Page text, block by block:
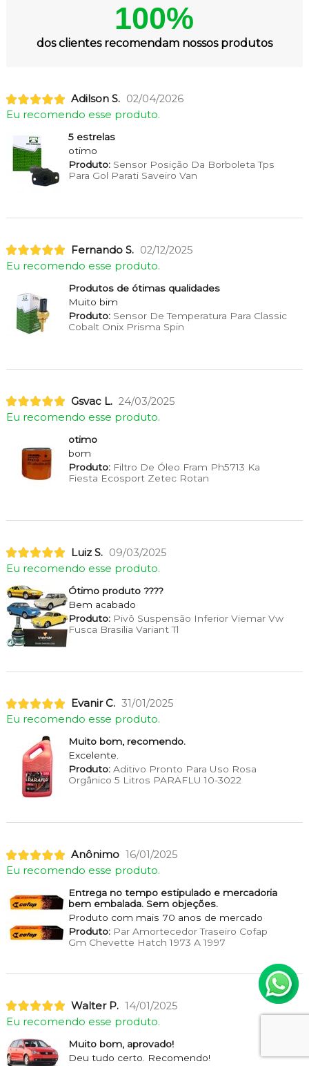
100%
dos clientes recomendam nossos produtos
Adilson S. 02/04/2026
Eu recomendo esse produto.
5 estrelas
otimo
Produto:Sensor Posição Da Borboleta Tps
Para Gol Parati Saveiro Van
Fernando S. 02/12/2025
Eu recomendo esse produto.
Produtos de ótimas qualidades
Muito bim
Produto:Sensor De Temperatura Para Classic
Cobalt Onix Prisma Spin
Gsvac L. 24/03/2025
Eu recomendo esse produto.
otimo
bom
Produto:Filtro De Óleo Fram Ph5713 Ka
Fiesta Ecosport Zetec Rotan
Luiz S. 09/03/2025
Eu recomendo esse produto.
Ótimo produto ????
Bem acabado
Produto:Pivô Suspensão Inferior Viemar Vw
Fusca Brasilia Variant Tl
Evanir C. 31/01/2025
Eu recomendo esse produto.
Muito bom, recomendo.
Excelente.
Produto:Aditivo Pronto Para Uso Rosa
Orgânico 5 Litros PARAFLU 10-3022
Anônimo 16/01/2025
Eu recomendo esse produto.
Entrega no tempo estipulado e mercadoria
bem embalada. Sem objeções.
Produto com mais 70 anos de mercado
Produto:Par Amortecedor Traseiro Cofap
Gm Chevette Hatch 1973 A 1997
Walter P. 14/01/2025
Eu recomendo esse produto.
Muito bom, aprovado!
Deu tudo certo. Recomendo!